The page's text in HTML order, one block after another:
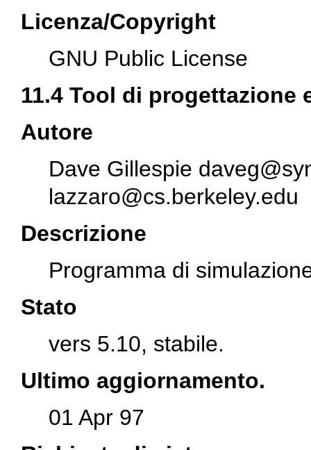
Licenza/Copyright
GNU Public License
11.4 Tool di progettazione
Autore
Dave Gillespie
lazzaro@cs.berkeley.edu
Descrizione
Programma di
Stato
vers 5.10, stabile.
Ultimo aggiornamento.
01 Apr 97